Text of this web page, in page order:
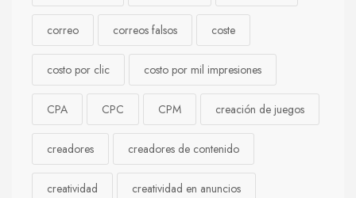
correo correos falsos coste
costo por clic costo por mil impresiones
CPA CPC CPM creación de juegos
creadores creadores de contenido
creatividad creatividad en anuncios